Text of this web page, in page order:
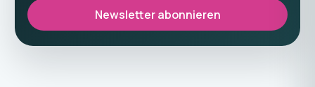
Newsletter abonnieren